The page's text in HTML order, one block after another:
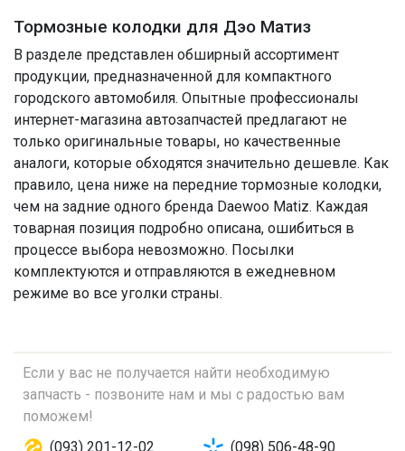
Тормозные колодки для Дэо Матиз
В разделе представлен обширный ассортимент
продукции, предназначенной для компактного
городского автомобиля. Опытные профессионалы
интернет-магазина автозапчастей предлагают не
только оригинальные товары, но качественные
аналоги, которые обходятся значительно дешевле. Как
правило, цена ниже на передние тормозные колодки,
чем на задние одного бренда Daewoo Matiz. Каждая
товарная позиция подробно описана, ошибиться в
процессе выбора невозможно. Посылки
комплектуются и отправляются в ежедневном
режиме во все уголки страны.
Если у вас не получается найти необходимую
запчасть - позвоните нам и мы с радостью вам
поможем!
(093) 201-12-02
(098) 506-48-90